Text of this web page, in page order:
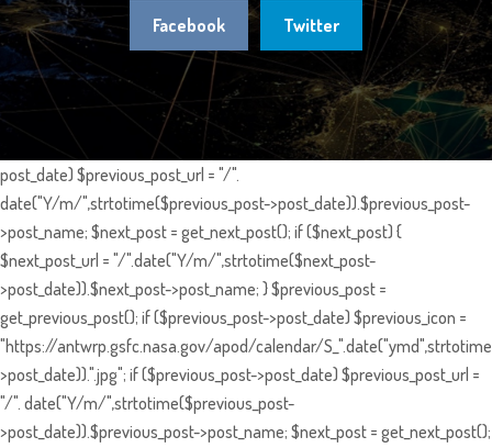
Facebook Twitter
post_date) $previous_post_url = "/".
date("Y/m/",strtotime($previous_post->post_date)).$previous_post-
>post_name; $next_post = get_next_post(); if ($next_post) {
$next_post_url = "/".date("Y/m/",strtotime($next_post-
>post_date)).$next_post->post_name; } $previous_post =
get_previous_post(); if ($previous_post->post_date) $previous_icon =
"https://antwrp.gsfc.nasa.gov/apod/calendar/
>post_date)).".jpg"; if ($previous_post->post_date) $previous_post_url =
"/". date("Y/m/",strtotime($previous_post-
>post_date)).$previous_post->post_name; $next_post = get_next_post();